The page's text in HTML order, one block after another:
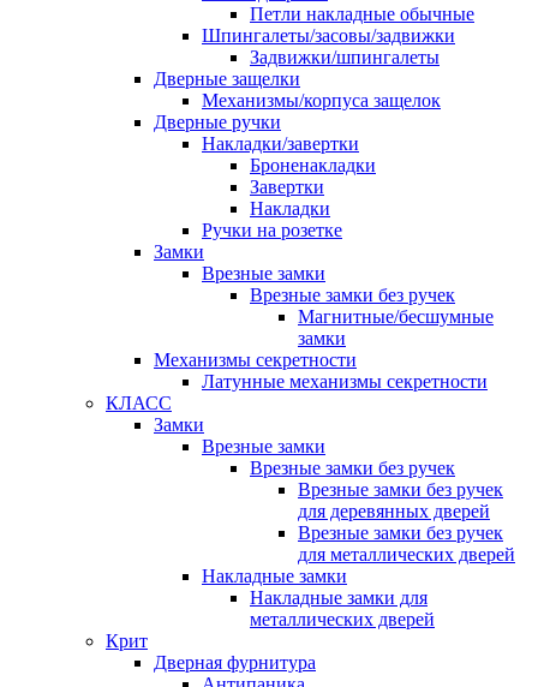
Петли накладные обычные
Шпингалеты/засовы/задвижки
Задвижки/шпингалеты
Дверные защелки
Механизмы/корпуса защелок
Дверные ручки
Накладки/завертки
Броненакладки
Завертки
Накладки
Ручки на розетке
Замки
Врезные замки
Врезные замки без ручек
Магнитные/бесшумные
замки
Механизмы секретности
Латунные механизмы секретности
КЛАСС
Замки
Врезные замки
Врезные замки без ручек
Врезные замки без ручек
для деревянных дверей
Врезные замки без ручек
для металлических дверей
Накладные замки
Накладные замки для
металлических дверей
Крит
Дверная фурнитура